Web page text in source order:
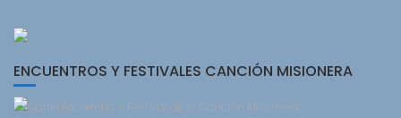
ENCUENTROS Y FESTIVALES CANCIÓN MISIONERA